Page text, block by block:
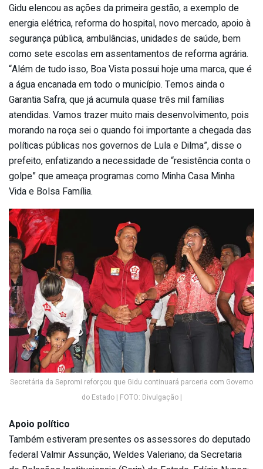
Gidu elencou as ações da primeira gestão, a exemplo de
energia elétrica, reforma do hospital, novo mercado, apoio à
segurança pública, ambulâncias, unidades de saúde, bem
como sete escolas em assentamentos de reforma agrária.
“Além de tudo isso, Boa Vista possui hoje uma marca, que é
a água encanada em todo o município. Temos ainda o
Garantia Safra, que já acumula quase três mil famílias
atendidas. Vamos trazer muito mais desenvolvimento, pois
morando na roça sei o quando foi importante a chegada das
políticas públicas nos governos de Lula e Dilma”, disse o
prefeito, enfatizando a necessidade de “resistência conta o
golpe” que ameaça programas como Minha Casa Minha
Vida e Bolsa Família.
Secretária da Sepromi reforçou que Gidu continuará parceria com Governo
do Estado | FOTO: Divulgação |
Apoio político
Também estiveram presentes os assessores do deputado
federal Valmir Assunção, Weldes Valeriano; da Secretaria